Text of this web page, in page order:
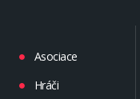
Asociace
Hráči